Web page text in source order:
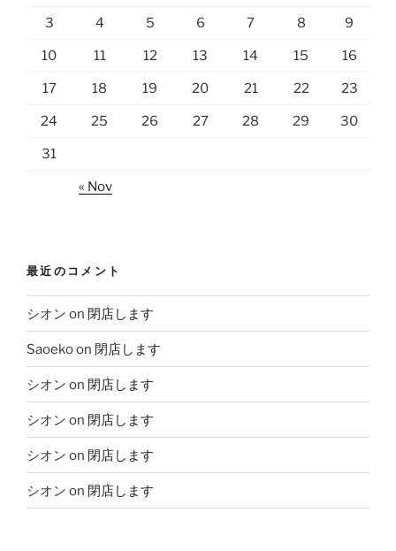
3 4 5 6 7 8 9
10 11 12 13 14 15 16
17 18 19 20 21 22 23
24 25 26 27 28 29 30
31
« Nov
最近のコメント
シオン on 閉店します
Saoekoon 閉店します
シオン on 閉店します
シオン on 閉店します
シオン on 閉店します
シオン on 閉店します